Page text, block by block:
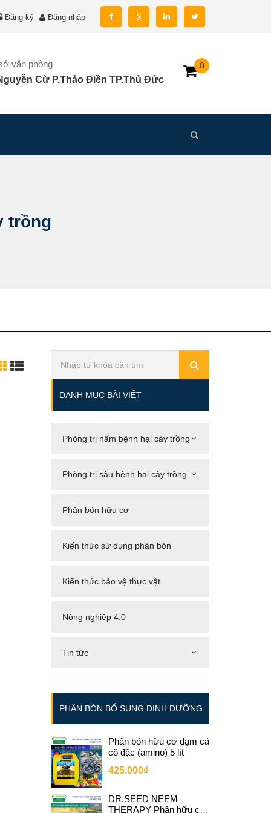
Đăng ký Đăng nhập
văn phòng
Cừ P.Thảo Điền TP.Thủ Đức
0
trồng
DANH MỤC BÀI VIẾT
Phòng trị nấm bệnh hại cây trồng
Phòng trị sâu bệnh hại cây trồng
Phân bón hữu cơ
Kiến thức sử dụng phân bón
Kiến thức bảo vệ thực vật
Nông nghiệp 4.0
Tin tức
PHÂN BÓN BỔ SUNG DINH DƯỠNG
Phân bón hữu cơ đạm cá
cô đặc (amino) 5 lít
425.000₫
DR.SEED NEEM
THERAPY Phân hữu cơ